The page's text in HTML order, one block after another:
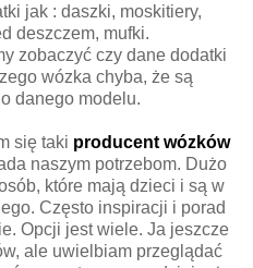
jak : daszki, moskitiery,
deszczem, mufki.
zobaczyć czy dane dodatki
wózka chyba, że są
danego modelu.
się taki producent wózków
naszym potrzebom. Dużo
które mają dzieci i są w
Często inspiracji i porad
Opcji jest wiele. Ja jeszcze
ale uwielbiam przeglądać